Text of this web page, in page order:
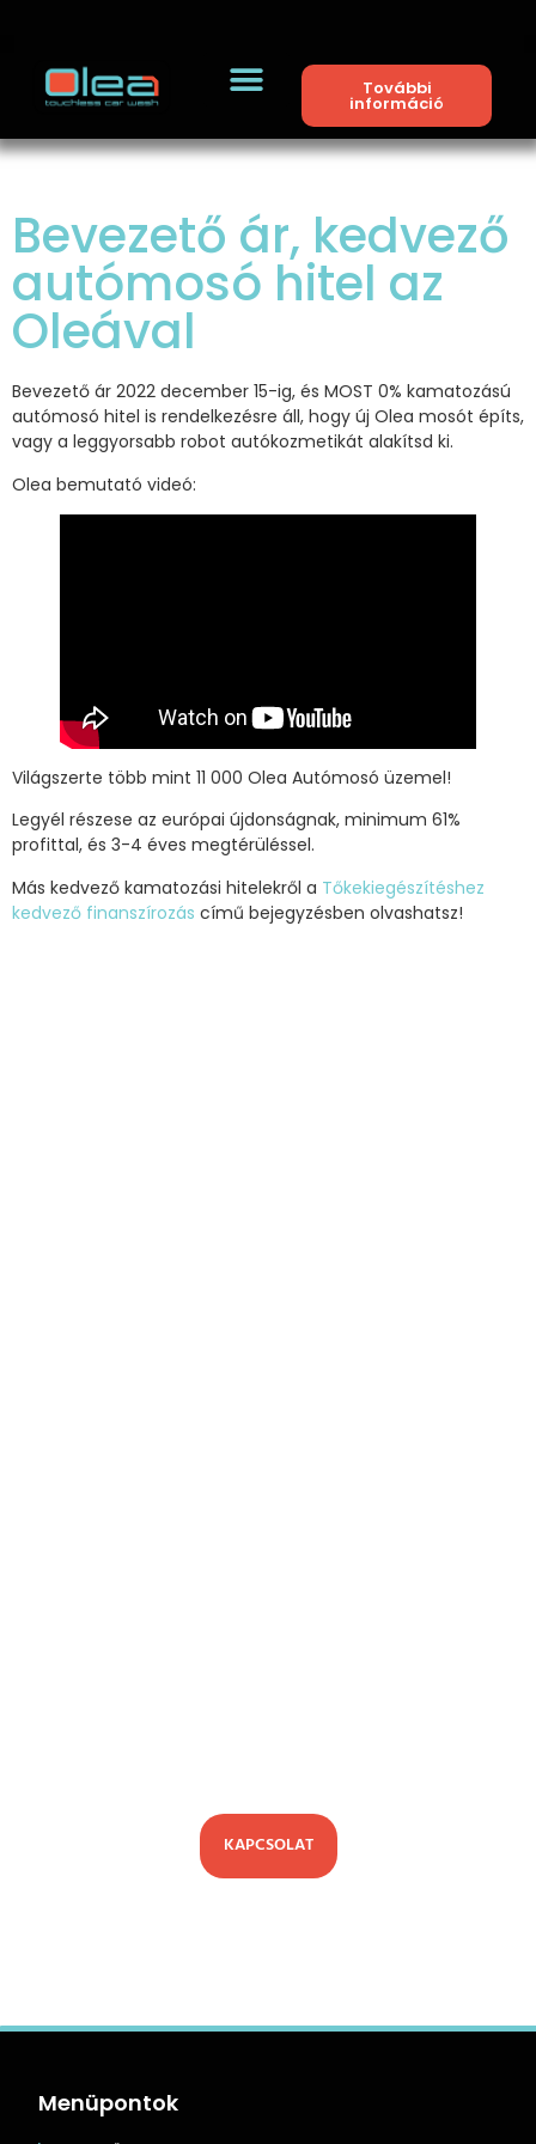
További
információ
Bevezető ár, kedvező
autómosó hitel az
Oleával
Bevezető ár 2022 december 15-ig, és MOST 0% kamatozású
autómosó hitel is rendelkezésre áll, hogy új Olea mosót építs,
vagy a leggyorsabb robot autókozmetikát alakítsd ki.
Olea bemutató videó:
Világszerte több mint 11 000 Olea Autómosó üzemel!
Legyél részese az európai újdonságnak, minimum 61%
profittal, és 3-4 éves megtérüléssel.
Más kedvező kamatozási hitelekről a Tőkekiegészítéshez
kedvező finanszírozás című bejegyzésben olvashatsz!
KAPCSOLAT
Menüpontok